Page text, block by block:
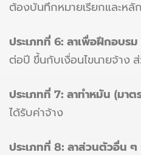
ต้องบันทึกหมายเรียกและหลั
ประเภทที่ 6: ลาเพื่อฝึกอบรม
ต่อปี ขึ้นกับเงื่อนไขนายจ้าง
ประเภทที่ 7: ลาทำหมัน (มาต
ได้รับค่าจ้าง
ประเภทที่ 8: ลาส่วนตัวอื่น ๆ